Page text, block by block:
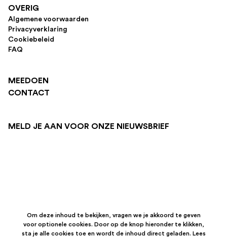
OVERIG
Algemene voorwaarden
Privacyverklaring
Cookiebeleid
FAQ
MEEDOEN
CONTACT
MELD JE AAN VOOR ONZE NIEUWSBRIEF
Om deze inhoud te bekijken, vragen we je akkoord te geven
voor optionele cookies. Door op de knop hieronder te klikken,
sta je alle cookies toe en wordt de inhoud direct geladen. Lees